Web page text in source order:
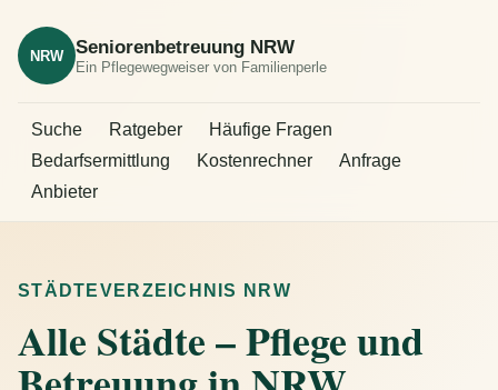
NRW Seniorenbetreuung NRW
Ein Pflegewegweiser von Familienperle
Suche Ratgeber
Häufige Fragen
Bedarfsermittlung
Kostenrechner
Anfrage
Anbieter
STÄDTEVERZEICHNIS NRW
Alle Städte – Pflege und